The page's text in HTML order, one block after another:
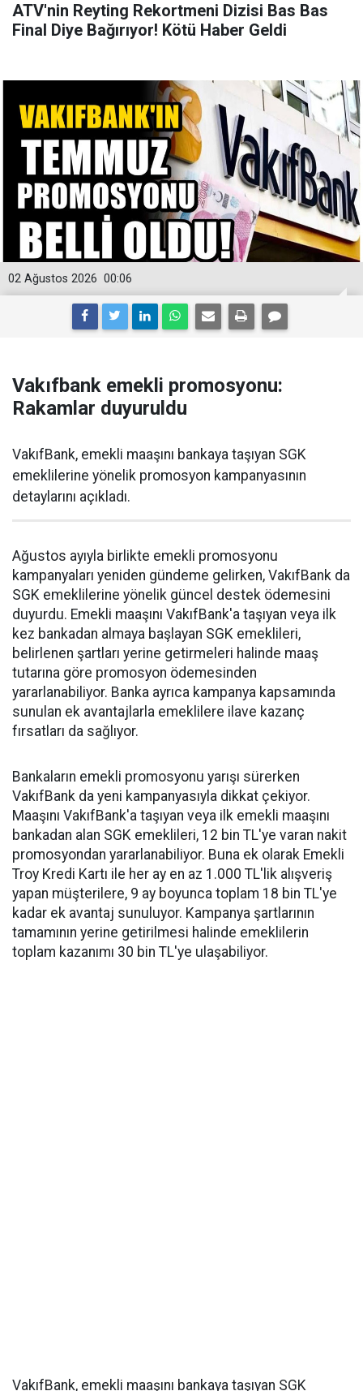
ATV'nin Reyting Rekortmeni Dizisi Bas Bas
Final Diye Bağırıyor! Kötü Haber Geldi
00:06
02 Ağustos 2026
Vakıfbank emekli promosyonu:
Rakamlar duyuruldu
VakıfBank, emekli maaşını bankaya taşıyan SGK
emeklilerine yönelik promosyon kampanyasının
detaylarını açıkladı.
Ağustos ayıyla birlikte emekli promosyonu
kampanyaları yeniden gündeme gelirken, VakıfBank da
SGK emeklilerine yönelik güncel destek ödemesini
duyurdu. Emekli maaşını VakıfBank'a taşıyan veya ilk
kez bankadan almaya başlayan SGK emeklileri,
belirlenen şartları yerine getirmeleri halinde maaş
tutarına göre promosyon ödemesinden
yararlanabiliyor. Banka ayrıca kampanya kapsamında
sunulan ek avantajlarla emeklilere ilave kazanç
fırsatları da sağlıyor.
Bankaların emekli promosyonu yarışı sürerken
VakıfBank da yeni kampanyasıyla dikkat çekiyor.
Maaşını VakıfBank'a taşıyan veya ilk emekli maaşını
bankadan alan SGK emeklileri, 12 bin TL'ye varan nakit
promosyondan yararlanabiliyor. Buna ek olarak Emekli
Troy Kredi Kartı ile her ay en az 1.000 TL'lik alışveriş
yapan müşterilere, 9 ay boyunca toplam 18 bin TL'ye
kadar ek avantaj sunuluyor. Kampanya şartlarının
tamamının yerine getirilmesi halinde emeklilerin
toplam kazanımı 30 bin TL'ye ulaşabiliyor.
VakıfBank, emekli maaşını bankaya taşıyan SGK